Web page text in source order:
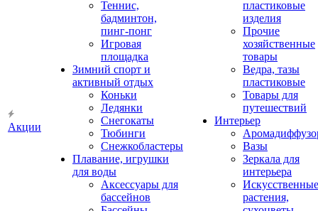
Акции
Теннис,
бадминтон,
пинг-понг
Игровая
площадка
Зимний спорт и
активный отдых
Коньки
Ледянки
Снегокаты
Тюбинги
Снежкобластеры
Плавание, игрушки
для воды
Аксессуары для
бассейнов
пластиковые
изделия
Прочие
хозяйственные
товары
Ведра, тазы
пластиковые
Товары для
путешествий
Интерьер
Вазы
Зеркала для
интерьера
Искусственные
растения,